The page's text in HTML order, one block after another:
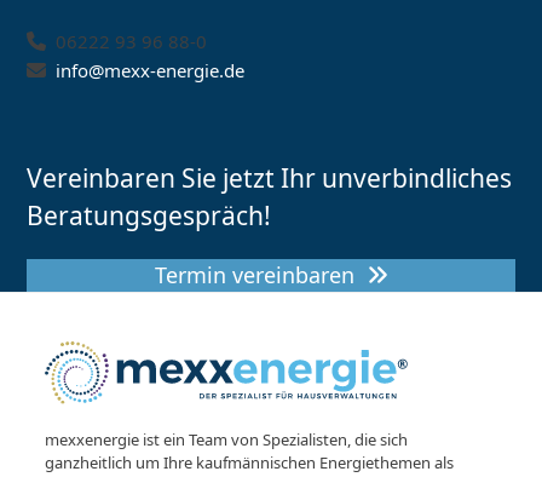
06222 93 96 88-0
info@mexx-energie.de
Vereinbaren Sie jetzt Ihr unverbindliches
Beratungsgespräch!
Termin vereinbaren
mexxenergie ist ein Team von Spezialisten, die sich
ganzheitlich um Ihre kaufmännischen Energiethemen als